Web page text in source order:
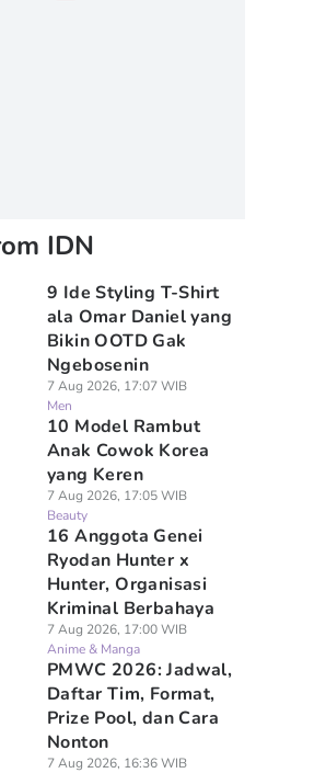
IDN
9 Ide Styling T-Shirt
ala Omar Daniel yang
Bikin OOTD Gak
Ngebosenin
7 Aug 2026, 17:07 WIB
Men
10 Model Rambut
Anak Cowok Korea
yang Keren
7 Aug 2026, 17:05 WIB
Beauty
16 Anggota Genei
Ryodan Hunter x
Hunter, Organisasi
Kriminal Berbahaya
7 Aug 2026, 17:00 WIB
Anime & Manga
PMWC 2026: Jadwal,
Daftar Tim, Format,
Prize Pool, dan Cara
Nonton
7 Aug 2026, 16:36 WIB